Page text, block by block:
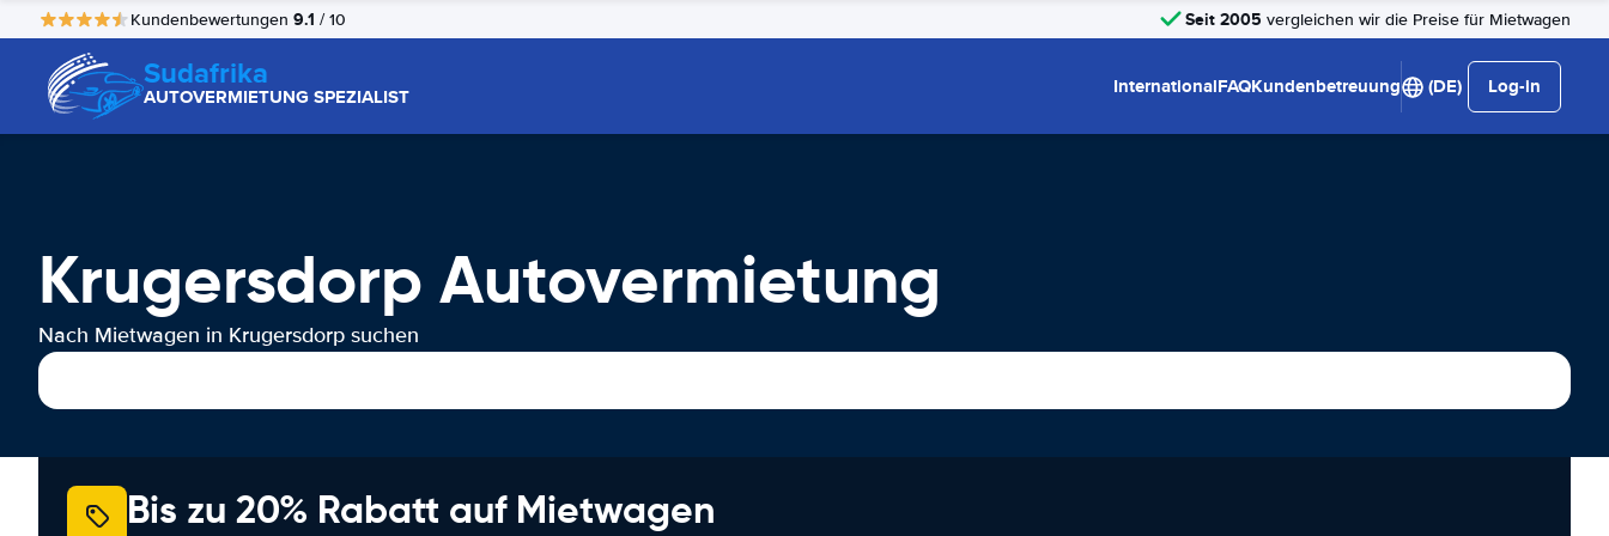
Kundenbewertungen 9.1 / 10 Seit 2005 vergleichen wir die Preise für Mietwagen
Sudafrika
AUTOVERMIETUNG SPEZIALIST InternationalFAQKundenbetreuung (DE) Log-in
Krugersdorp Autovermietung
Nach Mietwagen in Krugersdorp suchen
Bis zu 20% Rabatt auf Mietwagen